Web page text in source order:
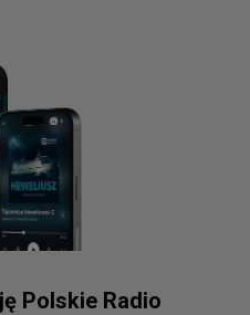
Polskie Radio